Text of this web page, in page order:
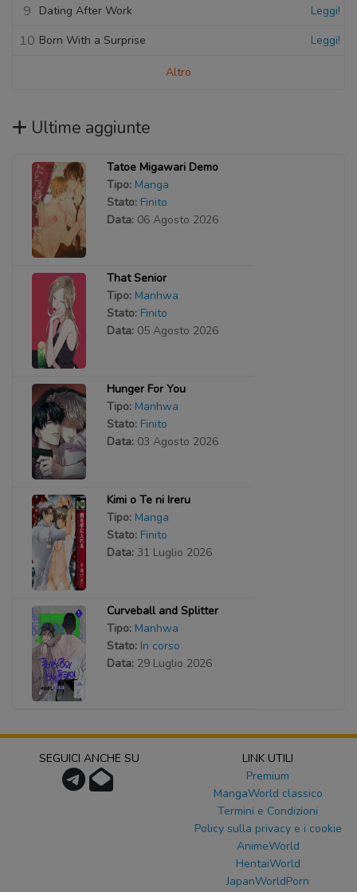
9 Dating After Work Leggi!
10 Born With a Surprise Leggi!
Altro
Ultime aggiunte
Tatoe Migawari Demo
Tipo: Manga
Stato: Finito
Data: 06 Agosto 2026
That Senior
Tipo: Manhwa
Stato: Finito
Data: 05 Agosto 2026
Hunger For You
Tipo: Manhwa
Stato: Finito
Data: 03 Agosto 2026
Kimi o Te ni Ireru
Tipo: Manga
Stato: Finito
Data: 31 Luglio 2026
Curveball and Splitter
Tipo: Manhwa
Stato: In corso
Data: 29 Luglio 2026
SEGUICI ANCHE SU
LINK UTILI
Premium
MangaWorld classico
Termini e Condizioni
Policy sulla privacy e i cookie
AnimeWorld
HentaiWorld
JapanWorldPorn